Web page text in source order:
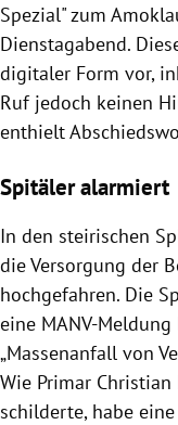
Spezial" zum
Dienstagabend.
digitaler Form vor,
Ruf jedoch keinen
enthielt
Spitäler alarmiert
In den steirischen
die Versorgung der
hochgefahren. Die
eine MANV-
„Massenanfall von
Wie Primar
schilderte, habe